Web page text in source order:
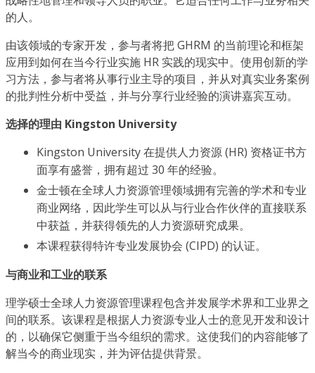
的人。
由该领域的专家开发，参与者将把 GHRM 的当前理论和框架
应用到如何在当今行业实施 HR 实践的现实中。使用创新的学
习方法，参与者将从事行业主导的项目，并从对真实业务案例
的批判性分析中受益，并与分享行业经验的演讲嘉宾互动。
选择的理由 Kingston University
Kingston University 在提供人力资源 (HR) 资格证书方
面享有盛誉，拥有超过 30 年的经验。
金士顿在全球人力资源管理领域拥有完善的学术和专业
商业网络，因此学生可以从与行业合作伙伴的直接联系
中获益，并获得领先的人力资源研究成果。
本课程获得特许专业发展协会 (CIPD) 的认证。
与商业和工业的联系
理学硕士全球人力资源管理课程包含并发展学术界和工业界之
间的联系。该课程是根据人力资源专业人士的意见开发和设计
的，以确保它侧重于当今组织的需求。这使我们的内容能够了
解当今的商业现实，并为评估提供背景。